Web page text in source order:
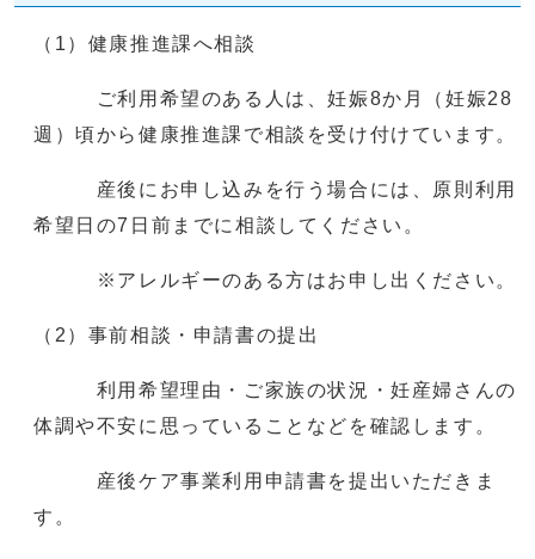
（1）健康推進課へ相談
ご利用希望のある人は、妊娠8か月（妊娠28
週）頃から健康推進課で相談を受け付けています。
産後にお申し込みを行う場合には、原則利用
希望日の7日前までに相談してください。
※アレルギーのある方はお申し出ください。
（2）事前相談・申請書の提出
利用希望理由・ご家族の状況・妊産婦さんの
体調や不安に思っていることなどを確認します。
産後ケア事業利用申請書を提出いただきま
す。